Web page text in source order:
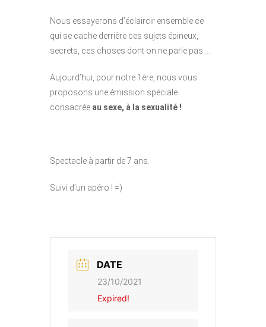
Nous essayerons d’éclaircir ensemble ce
qui se cache derrière ces sujets épineux,
secrets, ces choses dont on ne parle pas….
Aujourd’hui, pour notre 1ère, nous vous
proposons une émission spéciale
consacrée au sexe, à la sexualité !
Spectacle à partir de 7 ans.
Suivi d’un apéro ! =)
DATE
23/10/2021
Expired!